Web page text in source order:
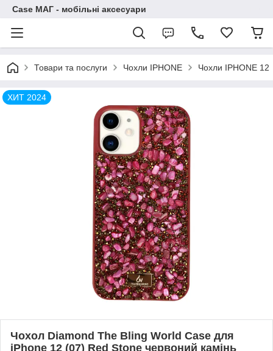
Case МАГ - мобільні аксесуари
Товари та послуги Чохли IPHONE Чохли IPHONE 12
ХИТ 2024
Чохол Diamond The Bling World Case для
iPhone 12 (07) Red Stone червоний камінь